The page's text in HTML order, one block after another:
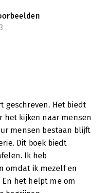
geschreven. Het biedt
het kijken naar mensen
mensen bestaan blijft
Dit boek biedt
Ik heb
omdat ik mezelf en
En het helpt me om